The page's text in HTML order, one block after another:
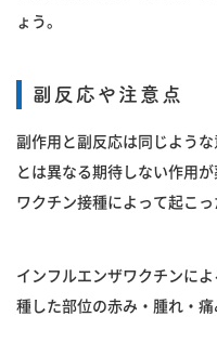
ょう。
副反応や注意点
副作用と副反応は同じよう
とは異なる期待しない作用
ワクチン接種によって起こ
インフルエンザワクチンに
種した部位の赤み・腫れ・痛